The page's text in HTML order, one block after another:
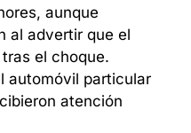
aunque
al advertir que el
el choque.
automóvil particular
atención